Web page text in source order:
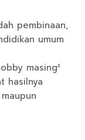
pembinaan,
umum
masing²
hasilnya